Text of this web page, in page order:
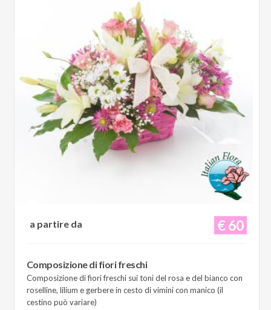
€ 60
a partire da
Composizione di fiori freschi
Composizione di fiori freschi sui toni del rosa e del bianco con
roselline, lilium e gerbere in cesto di vimini con manico (il
cestino può variare)